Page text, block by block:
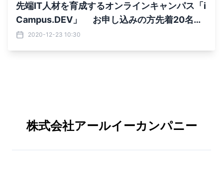
先端IT人材を育成するオンラインキャンパス「i
Campus.DEV」 お申し込みの方先着20名様
に10％割引の特典も
2020-12-23 10:30
株式会社アールイーカンパニー